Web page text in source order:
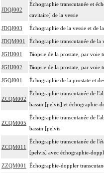
JDQJ002
Échographie transcutanée et
cavitaire] de la vessie
JDQJ003 Échographie de la vessie et de
JDQM001 Échographie transcutanée de la
JGHJ001 Biopsie de la prostate, par voie
JGHJ002 Biopsie de la prostate, par voie
JGQJ001 Échographie de la prostate et
ZCQM002
Échographie transcutanée de
bassin [pelvis] et échographie-
ZCQM005
Échographie transcutanée de
bassin [pelvis
ZCQM011
Échographie transcutanée de
[pelvis] avec échographie-
ZZQM001 Échographie-doppler